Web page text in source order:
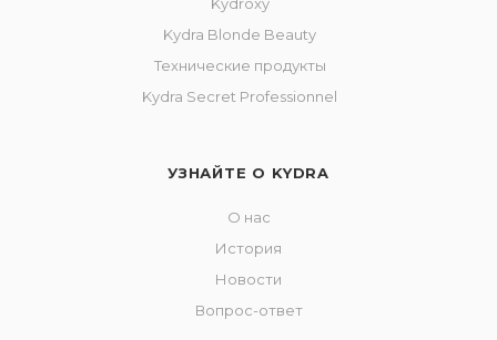
Kydra Blonde Beauty
Технические продукты
Kydra Secret Professionnel
УЗНАЙТЕ О KYDRA
О нас
История
Новости
Вопрос-ответ